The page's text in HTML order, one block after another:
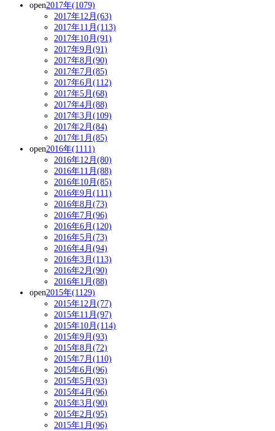
open2017年(1079)
2017年12月(63)
2017年11月(113)
2017年10月(91)
2017年9月(91)
2017年8月(90)
2017年7月(85)
2017年6月(112)
2017年5月(68)
2017年4月(88)
2017年3月(109)
2017年2月(84)
2017年1月(85)
open2016年(1111)
2016年12月(80)
2016年11月(88)
2016年10月(85)
2016年9月(111)
2016年8月(73)
2016年7月(96)
2016年6月(120)
2016年5月(73)
2016年4月(94)
2016年3月(113)
2016年2月(90)
2016年1月(88)
open2015年(1129)
2015年12月(77)
2015年11月(97)
2015年10月(114)
2015年9月(93)
2015年8月(72)
2015年7月(110)
2015年6月(96)
2015年5月(93)
2015年4月(96)
2015年3月(90)
2015年2月(95)
2015年1月(96)